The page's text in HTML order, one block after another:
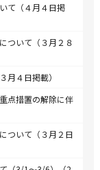
て（４月４日掲
ついて（３月２８
月４日掲載）
点措置の解除に伴
ついて（３月２日